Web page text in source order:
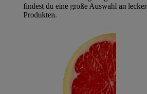
findest du eine große Auswahl an
Produkten.